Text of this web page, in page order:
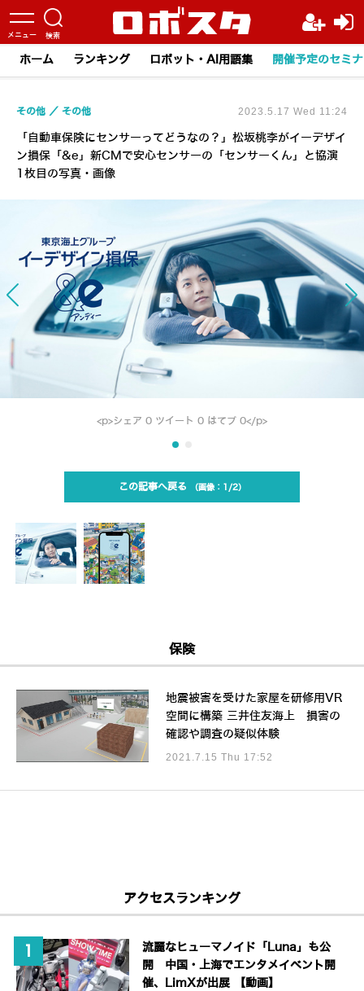
ホーム ランキング ロボット・AI用語集 開催予定のセミ
「自動車保険にセンサーってどうなの？」松坂桃李がイーデザイ
ン損保「&e」新CMで安心センサーの「センサーくん」と協演
1枚目の写真・画像
その他 その他 2023.5.17 Wed 11:24
<p>シェア 0 ツイート 0 はてブ 0</p>
この記事へ戻る 1/2
保険
地震被害を受けた家屋を研修用VR
空間に構築 三井住友海上 損害の
確認や調査の疑似体験
2021.7.15 Thu 17:52
アクセスランキング
流麗なヒューマノイド「Luna」も公
開 中国・上海でエンタメイベント開
催、LimXが出展 【動画】